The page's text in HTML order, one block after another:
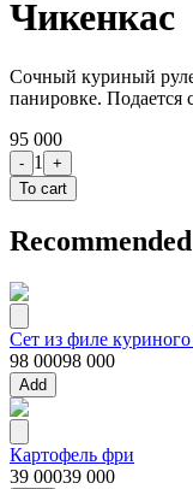
Чикенкас
Сочный куриный
панировке. Подается
95 000
- 1
+
To cart
Recommended
Сет из филе
98 00098 000
Add
Картофель фри
39 00039 000